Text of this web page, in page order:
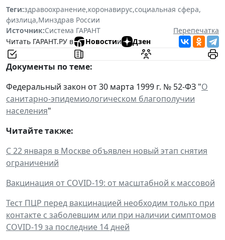
Теги:здравоохранение,коронавирус,социальная сфера,
физлица,Минздрав России
Источник:Система ГАРАНТ
Перепечатка
Читать ГАРАНТ.РУ в
Новостии Дзен
Документы по теме:
Федеральный закон от 30 марта 1999 г. № 52-ФЗ "О
санитарно-эпидемиологическом благополучии
населения"
Читайте также:
С 22 января в Москве объявлен новый этап снятия
ограничений
Вакцинация от COVID-19: от масштабной к массовой
Тест ПЦР перед вакцинацией необходим только при
контакте с заболевшим или при наличии симптомов
COVID-19 за последние 14 дней